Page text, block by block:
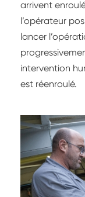
arrivent
l’opérateur
lancer
intervention
est réenroulé.